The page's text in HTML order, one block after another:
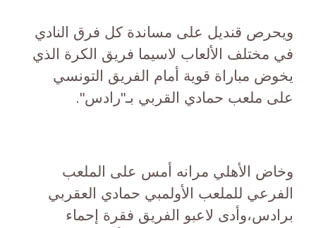
ويحرص قنديل على مساندة كل فرق النادي
في مختلف الألعاب لاسيما فريق الكرة الذي
يخوض مباراة قوية أمام الفريق التونسي
على ملعب حمادي القربي بـ"رادس".
وخاض الأهلي مرانه أمس على الملعب
الفرعي للملعب الأولمبي حمادي العقربي
برادس،وأدى لاعبو الفريق فقرة إحماء